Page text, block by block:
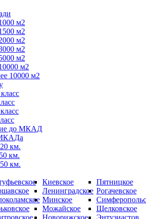
м2
м2
м2
м2
м2
м2
10000 м2
до МКАД
км.
км.
км.
Киевское
Ленинградское
Минское
Можайское
Новорижское
Пятницкое
Рогачевское
Щелковское
Энтузиастов